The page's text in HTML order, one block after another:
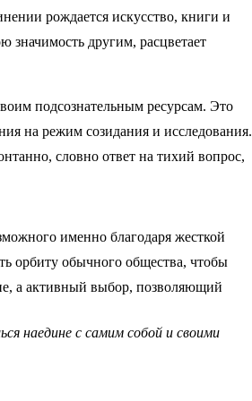
рождается искусство, книги и
значимость другим, расцветает
подсознательным ресурсам. Это
на режим созидания и исследования.
словно ответ на тихий вопрос,
именно благодаря жесткой
орбиту обычного общества, чтобы
а активный выбор, позволяющий
наедине с самим собой и своими